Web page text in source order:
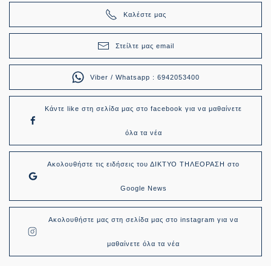
Καλέστε μας
Στείλτε μας email
Viber / Whatsapp : 6942053400
Κάντε like στη σελίδα μας στο facebook για να μαθαίνετε
όλα τα νέα
Ακολουθήστε τις ειδήσεις του ΔΙΚΤΥΟ ΤΗΛΕΟΡΑΣΗ στο
Google News
Ακολουθήστε μας στη σελίδα μας στο instagram για να
μαθαίνετε όλα τα νέα